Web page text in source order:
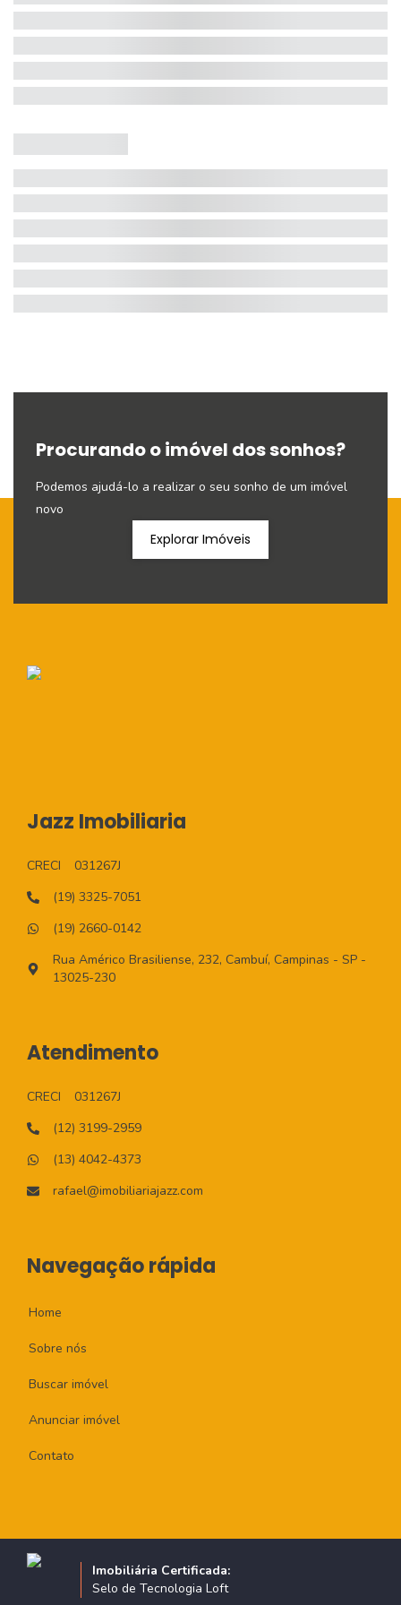
Procurando o imóvel dos sonhos?
Podemos ajudá-lo a realizar o seu sonho de um imóvel
novo
Explorar Imóveis
Jazz Imobiliaria
CRECI
031267J
(19) 3325-7051
(19) 2660-0142
Rua Américo Brasiliense, 232, Cambuí, Campinas - SP -
13025-230
Atendimento
CRECI
031267J
(12) 3199-2959
(13) 4042-4373
rafael@imobiliariajazz.com
Navegação rápida
Home
Sobre nós
Buscar imóvel
Anunciar imóvel
Contato
Imobiliária Certificada:
Selo de Tecnologia Loft